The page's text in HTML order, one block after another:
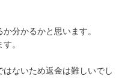
分かるかと思います。
。
ないため返金は難しいでし